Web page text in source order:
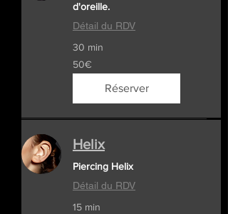
d'oreille.
Détail du RDV
30 min
50€
50€
Réserver
Helix
Piercing Helix
Détail du RDV
15 min